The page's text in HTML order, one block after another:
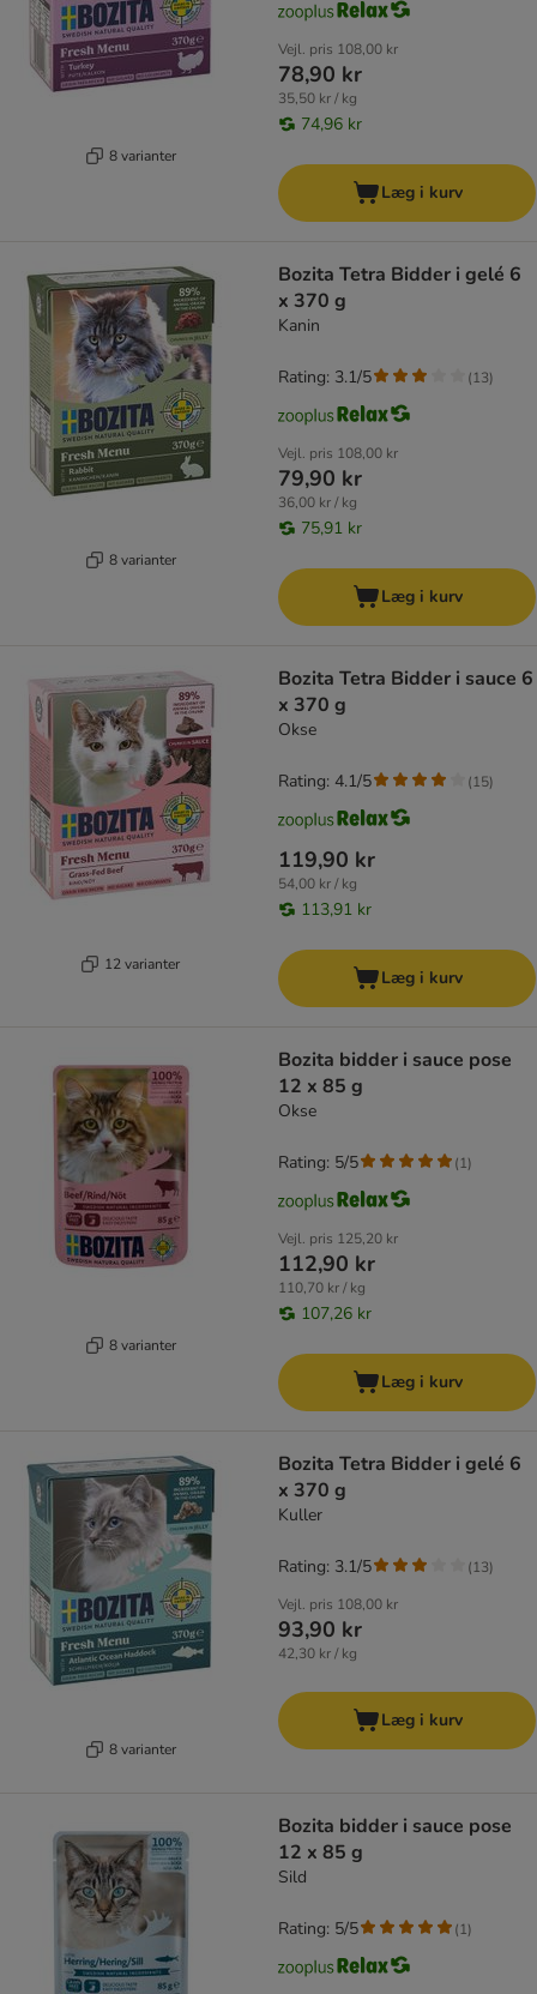
8 varianter
Vejl. pris 108,00 kr
78,90 kr
35,50 kr / kg
74,96 kr
Læg i kurv
8 varianter
Bozita Tetra Bidder i gelé 6
x 370 g
Kanin
Vejl. pris 108,00 kr
79,90 kr
36,00 kr / kg
75,91 kr
Rating: 3.1/5 (13)
Læg i kurv
12 varianter
Bozita Tetra Bidder i sauce 6
x 370 g
Okse
119,90 kr
54,00 kr / kg
113,91 kr
Rating: 4.1/5 (15)
Læg i kurv
8 varianter
Bozita bidder i sauce pose
12 x 85 g
Okse
Vejl. pris 125,20 kr
112,90 kr
110,70 kr / kg
107,26 kr
Rating: 5/5 (1)
Læg i kurv
8 varianter
Bozita Tetra Bidder i gelé 6
x 370 g
Kuller
Vejl. pris 108,00 kr
93,90 kr
42,30 kr / kg
Rating: 3.1/5 (13)
Læg i kurv
Bozita bidder i sauce pose
12 x 85 g
Sild
Rating: 5/5 (1)